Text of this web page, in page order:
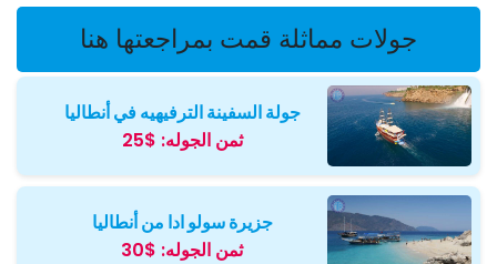
جولات مماثلة قمت بمراجعتها هنا
جولة السفينة الترفيهيه في أنطاليا
ثمن الجوله: $25
جزيرة سولو ادا من أنطاليا
ثمن الجوله: $30